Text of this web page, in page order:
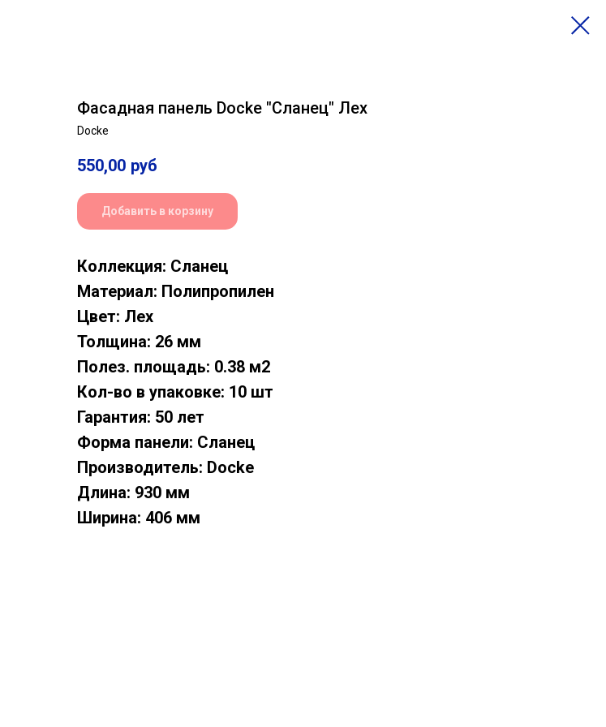
Фасадная панель Docke "Сланец" Лех
Docke
550,00 руб
Добавить в корзину
Коллекция: Сланец
Материал: Полипропилен
Цвет: Лех
Толщина: 26 мм
Полез. площадь: 0.38 м2
Кол-во в упаковке: 10 шт
Гарантия: 50 лет
Форма панели: Сланец
Производитель: Docke
Длина: 930 мм
Ширина: 406 мм